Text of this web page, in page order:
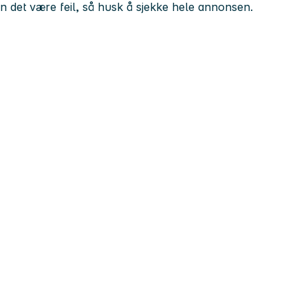
det være feil, så husk å sjekke hele annonsen.